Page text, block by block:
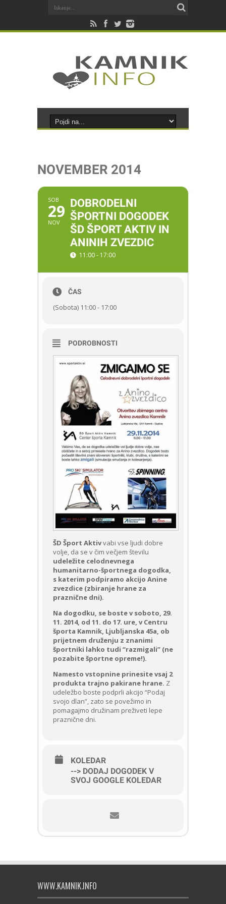
NOVEMBER 2014
SOB
29
NOV
DOBRODELNI
ŠPORTNI DOGODEK
ŠD ŠPORT AKTIV IN
ANINIH ZVEZDIC
11:00 - 17:00
ČAS
(Sobota) 11:00 - 17:00
PODROBNOSTI
ŠD Šport Aktivvabi vse ljudi dobre
volje, da se v čim večjem številu
udeležite celodnevnega
humanitarno-športnega dogodka,
s katerim podpiramo akcijo Anine
zvezdice (zbiranje hrane za
praznične dni).
Na dogodku, se bostev soboto, 29.
11. 2014, od 11. do 17. ure, v Centru
športa Kamnik, Ljubljanska 45a, ob
prijetnem druženju z znanimi
športniki lahko tudi “razmigali” (ne
pozabite športne opreme!).
Namesto vstopnine prinesite vsaj 2
produkta trajno pakirane hrane. Z
udeležbo boste podprli akcijo “Podaj
svojo dlan”, zato se povežimo in
pomagajmo družinam preživeti lepe
praznične dni.
KOLEDAR
--> DODAJ DOGODEK V
SVOJ GOOGLE KOLEDAR
WWW.KAMNIK.INFO